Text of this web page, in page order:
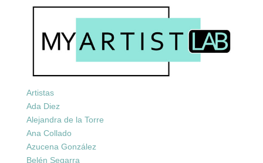
Artistas
Ada Diez
Alejandra de la Torre
Ana Collado
Azucena González
Belén Segarra